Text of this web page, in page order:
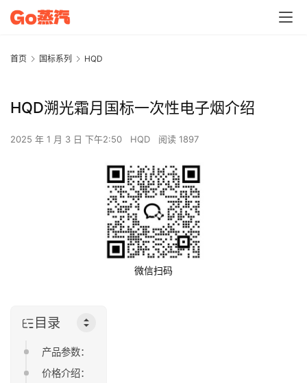
首页 国标系列 HQD
HQD溯光霜月国标一次性电子烟介绍
2025 年 1 月 3 日 下午2:50 HQD 阅读 1897
微信扫码
目录
产品参数：
价格介绍：